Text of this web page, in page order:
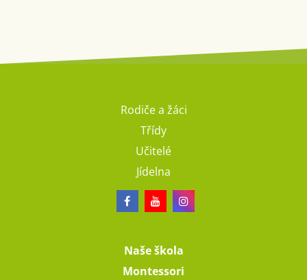
Rodiče a žáci
Třídy
Učitelé
Jídelna
Naše škola
Montessori